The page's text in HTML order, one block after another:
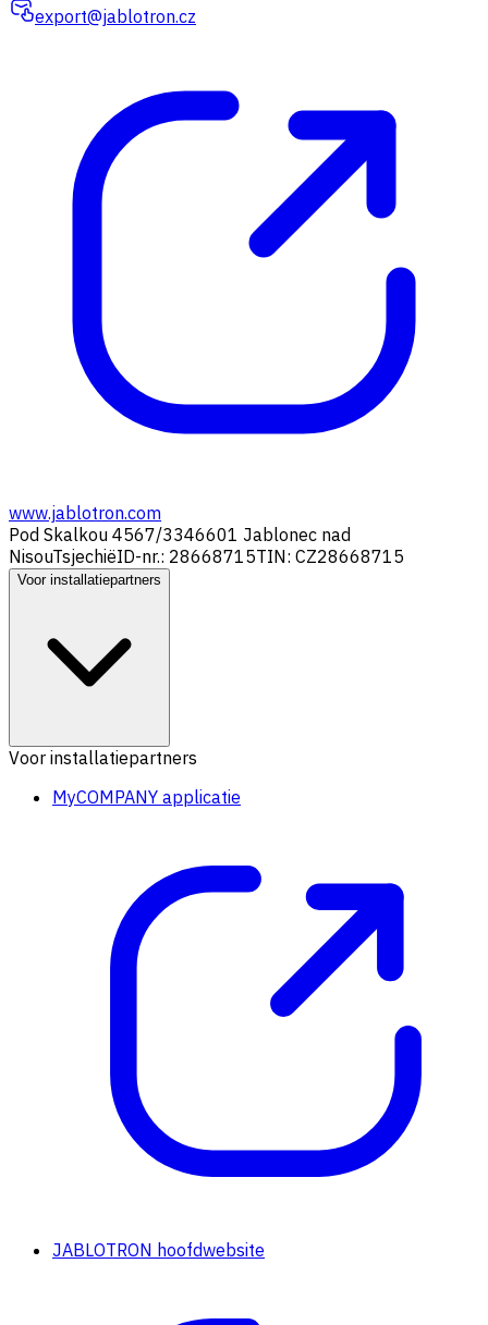
export@jablotron.cz
www.jablotron.com
Pod Skalkou 4567/3346601 Jablonec nad
NisouTsjechiëID-nr.: 28668715TIN: CZ28668715
Voor installatiepartners
Voor installatiepartners
MyCOMPANY applicatie
JABLOTRON hoofdwebsite